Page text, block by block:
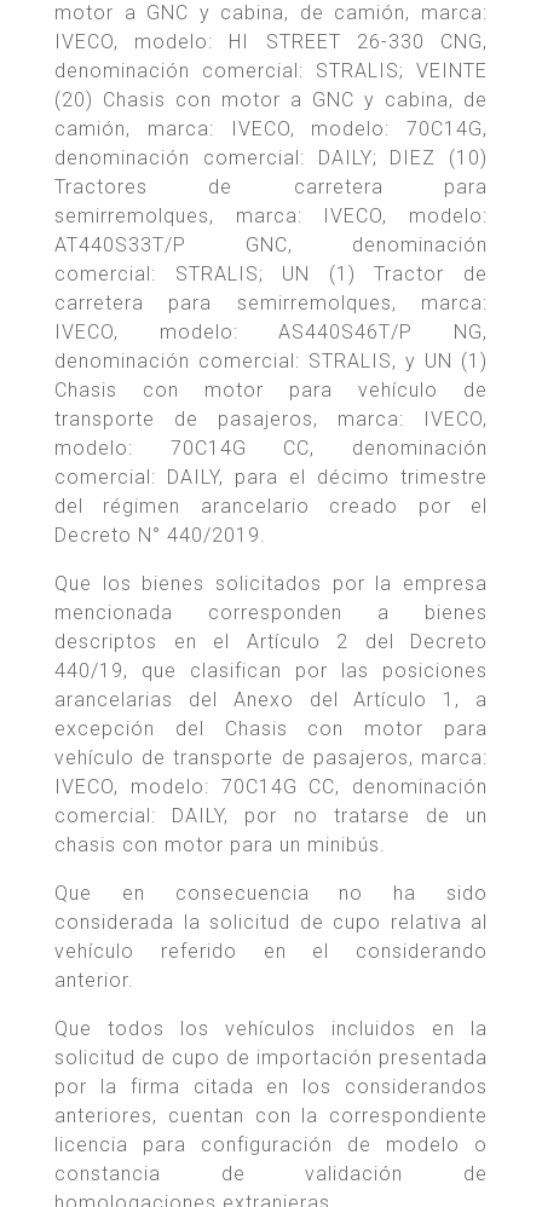
motor a GNC y cabina, de camión, marca:
IVECO, modelo: HI STREET 26-330 CNG,
denominación comercial: STRALIS; VEINTE
(20) Chasis con motor a GNC y cabina, de
camión, marca: IVECO, modelo: 70C14G,
denominación comercial: DAILY; DIEZ (10)
Tractores de carretera para
semirremolques, marca: IVECO, modelo:
AT440S33T/P GNC, denominación
comercial: STRALIS; UN (1) Tractor de
carretera para semirremolques, marca:
IVECO, modelo: AS440S46T/P NG,
denominación comercial: STRALIS, y UN (1)
Chasis con motor para vehículo de
transporte de pasajeros, marca: IVECO,
modelo: 70C14G CC, denominación
comercial: DAILY, para el décimo trimestre
del régimen arancelario creado por el
Decreto N° 440/2019.
Que los bienes solicitados por la empresa
mencionada corresponden a bienes
descriptos en el Artículo 2 del Decreto
440/19, que clasifican por las posiciones
arancelarias del Anexo del Artículo 1, a
excepción del Chasis con motor para
vehículo de transporte de pasajeros, marca:
IVECO, modelo: 70C14G CC, denominación
comercial: DAILY, por no tratarse de un
chasis con motor para un minibús.
Que en consecuencia no ha sido
considerada la solicitud de cupo relativa al
vehículo referido en el considerando
anterior.
Que todos los vehículos incluidos en la
solicitud de cupo de importación presentada
por la firma citada en los considerandos
anteriores, cuentan con la correspondiente
licencia para configuración de modelo o
constancia de validación de